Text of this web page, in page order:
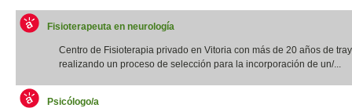
Fisioterapeuta en neurología
Centro de Fisioterapia privado en Vitoria con más de 20 años de
realizando un proceso de selección para la incorporación de un/...
Psicólogo/a